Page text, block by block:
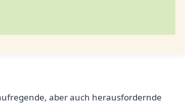
aber⁢ auch herausfordernde